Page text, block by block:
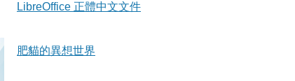
LibreOffice 正體中文文件
肥貓的異想世界